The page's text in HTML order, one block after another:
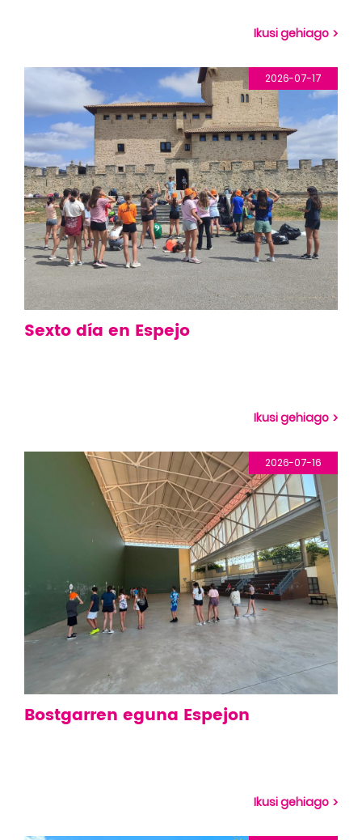
Ikusi gehiago
2026-07-17
Sexto día en Espejo
Ikusi gehiago
2026-07-16
Bostgarren eguna Espejon
Ikusi gehiago